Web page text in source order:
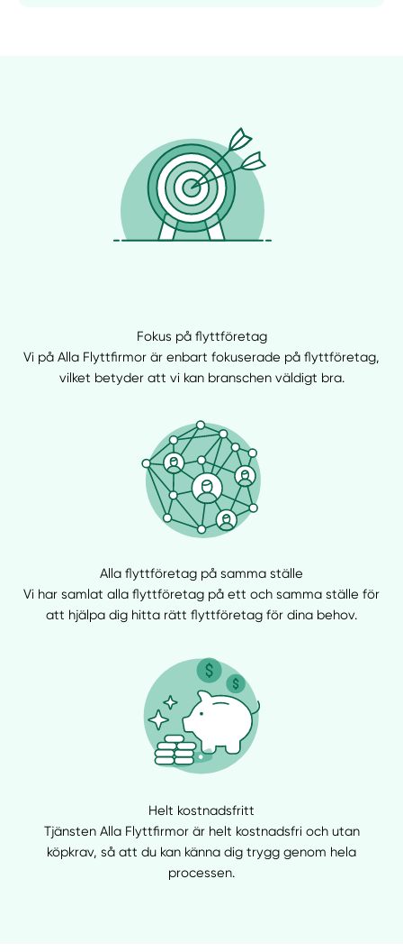
Fokus på flyttföretag
Vi på Alla Flyttfirmor är enbart fokuserade på flyttföretag,
vilket betyder att vi kan branschen väldigt bra.
Alla flyttföretag på samma ställe
Vi har samlat alla flyttföretag på ett och samma ställe för
att hjälpa dig hitta rätt flyttföretag för dina behov.
Helt kostnadsfritt
Tjänsten Alla Flyttfirmor är helt kostnadsfri och utan
köpkrav, så att du kan känna dig trygg genom hela
processen.